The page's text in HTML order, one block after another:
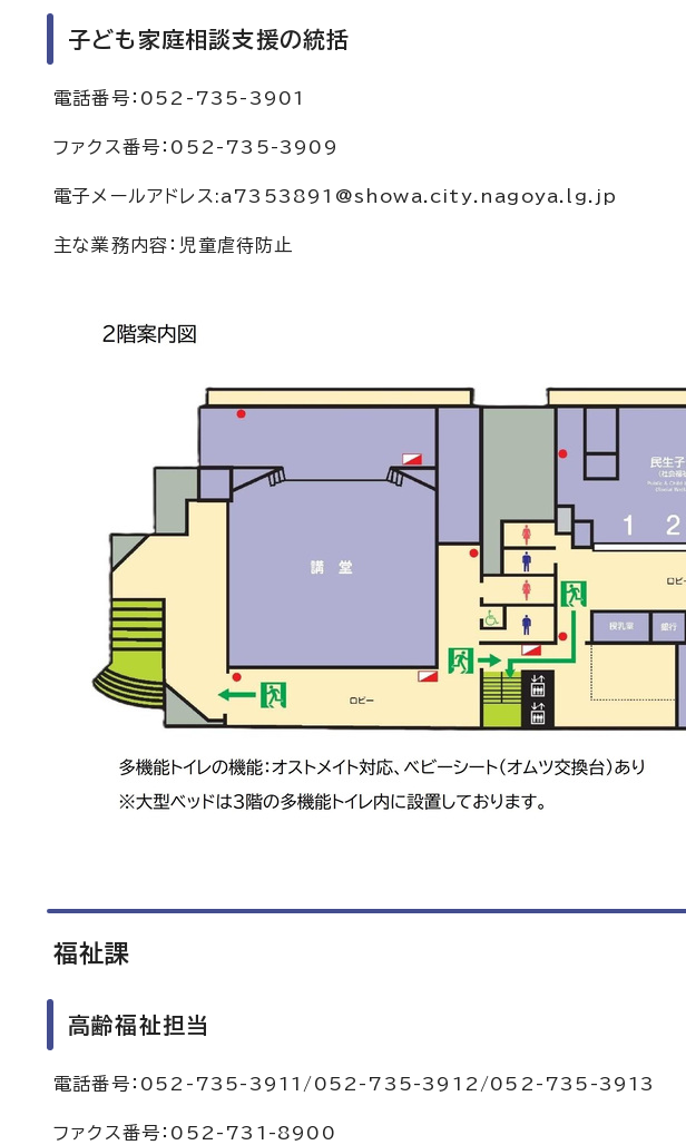
子ども家庭相談支援の統括
電話番号：052-735-3901
ファクス番号：052-735-3909
電子メールアドレス:a7353891@showa.city.nagoya.lg.jp
主な業務内容：児童虐待防止
福祉課
高齢福祉担当
電話番号：052-735-3911/052-735-3912/052-735-3913
ファクス番号：052-731-8900